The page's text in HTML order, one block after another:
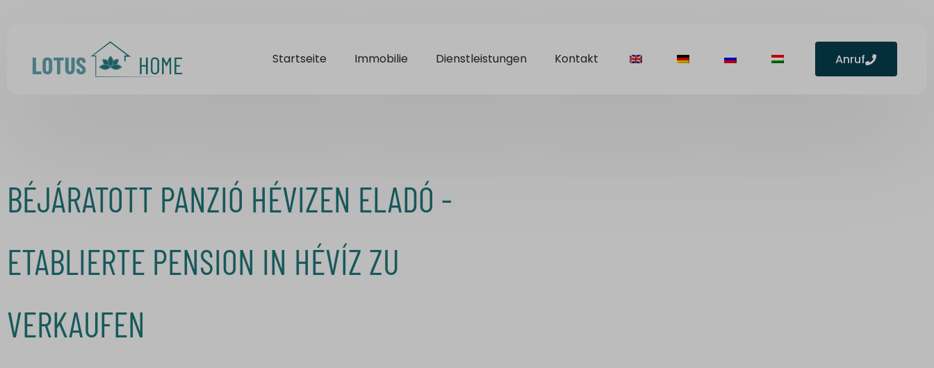
Startseite Immobilie Dienstleistungen Kontakt Anruf
BÉJÁRATOTT PANZIÓ HÉVIZEN ELADÓ -
ETABLIERTE PENSION IN HÉVÍZ ZU
VERKAUFEN